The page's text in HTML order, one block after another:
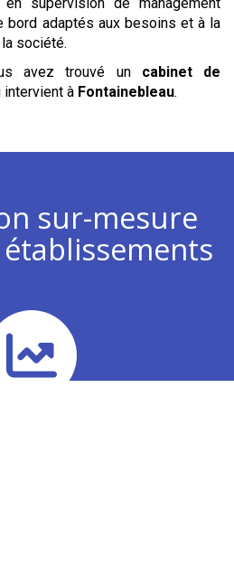
bord adaptés aux besoins et à la
société.
avez trouvé un cabinet de
intervient à Fontainebleau.
sur-mesure